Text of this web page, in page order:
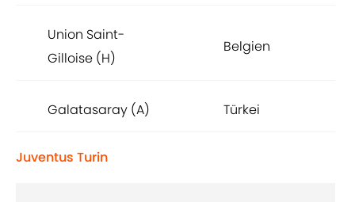
Union Saint-
Gilloise (H)
Belgien
Galatasaray (A) Türkei
Juventus Turin